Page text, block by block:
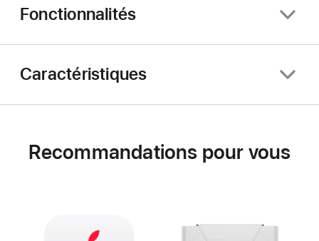
Fonctionnalités
Caractéristiques
Recommandations pour vous